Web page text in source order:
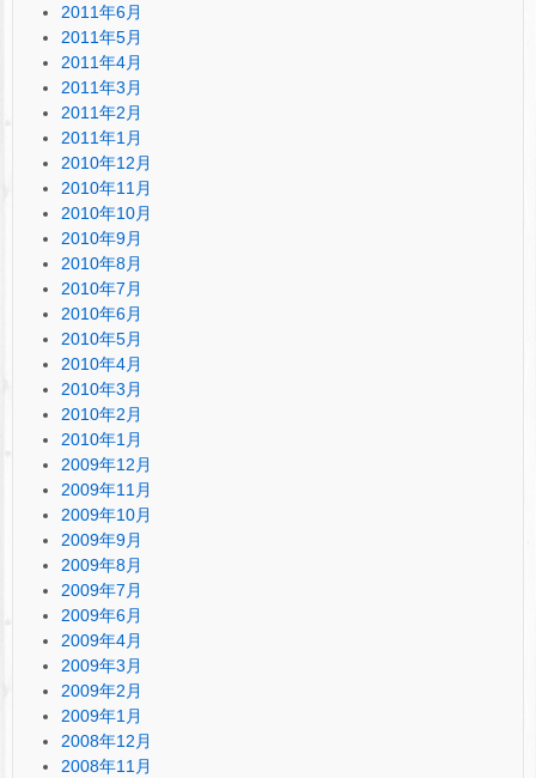
2011年6月
2011年5月
2011年4月
2011年3月
2011年2月
2011年1月
2010年12月
2010年11月
2010年10月
2010年9月
2010年8月
2010年7月
2010年6月
2010年5月
2010年4月
2010年3月
2010年2月
2010年1月
2009年12月
2009年11月
2009年10月
2009年9月
2009年8月
2009年7月
2009年6月
2009年4月
2009年3月
2009年2月
2009年1月
2008年12月
2008年11月